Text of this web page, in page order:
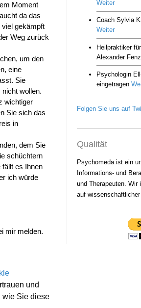
Moment
da das
viel gekämpft
Weg zurück
um den
eine
Sie
wollen.
wichtiger
Sie sich das
in
dem Sie
schüchtern
es Ihnen
ich würde
mir melden.
Folgen Sie uns auf
Qualität
Psychomeda ist ein
Informations- und
und Therapeuten. Wir
auf wissenschaftlicher